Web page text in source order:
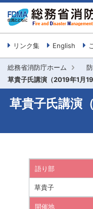
リンク集 English
総務省消防庁ホーム
草貴子氏講演（2019年1月19
草貴子氏講演
語り部
草貴子
開催地